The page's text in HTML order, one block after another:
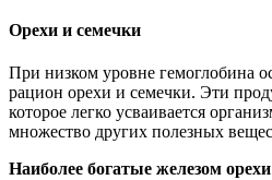
Орехи и семечки
При низком уровне гемоглобина
рацион орехи и семечки. Эти
которое легко усваивается
множество других полезных
Наиболее богатые железом